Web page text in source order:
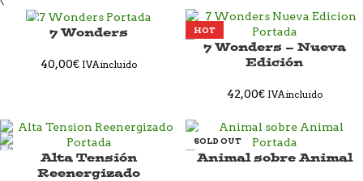
SOLD OUT7 Wonders
40,00€ IVA incluido
HOT
7 Wonders – Nueva
Edición
42,00€ IVA incluido
Alta Tensión
Reenergizado
SOLD OUT
Animal sobre Animal